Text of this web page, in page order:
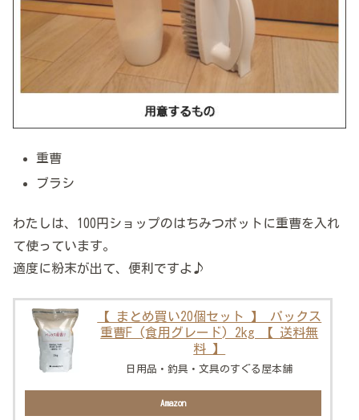
重曹
ブラシ
わたしは、100円ショップのはちみつポットに重曹を入れ
て使っています。
適度に粉末が出て、便利ですよ♪
【 まとめ買い20個セット 】 パックス
重曹F (食用グレード) 2kg 【 送料無
料 】
日用品・釣具・文具のすぐる屋本舗
Amazon